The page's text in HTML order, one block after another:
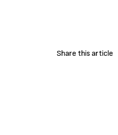
Share this article